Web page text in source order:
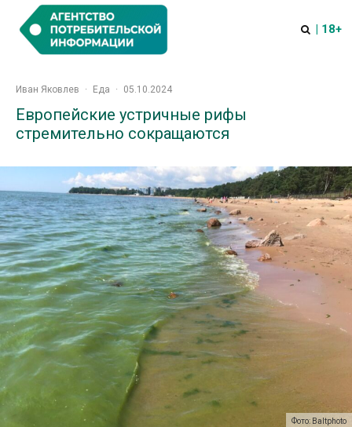
| 18+
Иван Яковлев · Еда · 05.10.2024
Европейские устричные рифы
стремительно сокращаются
Фото: Baltphoto